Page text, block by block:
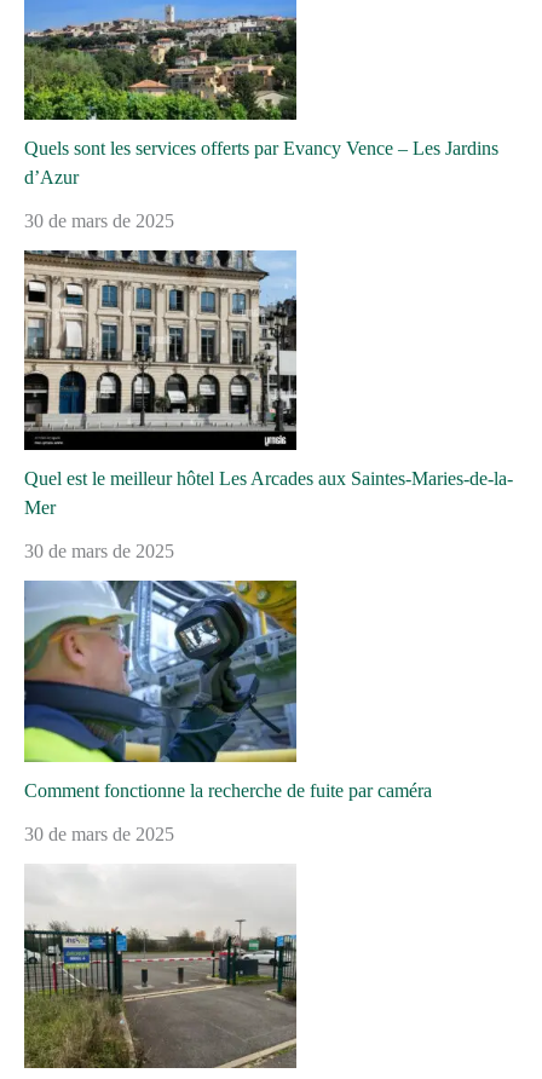
Quels sont les services offerts par Evancy Vence – Les Jardins
d’Azur
30 de mars de 2025
Quel est le meilleur hôtel Les Arcades aux Saintes-Maries-de-la-
Mer
30 de mars de 2025
Comment fonctionne la recherche de fuite par caméra
30 de mars de 2025